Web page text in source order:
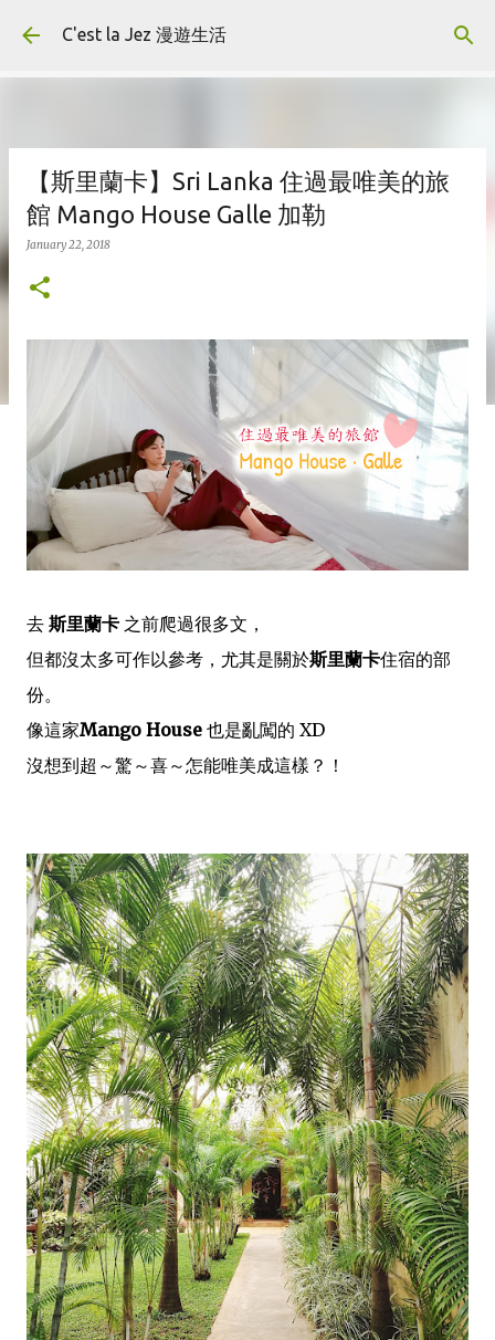
Skip to main content
C'est la Jez 漫遊生活
【斯里蘭卡】Sri Lanka 住過最唯美的旅
館 Mango House Galle 加勒
January 22, 2018
去 斯里蘭卡 之前爬過很多文，
但都沒太多可作以參考，尤其是關於斯里蘭卡住宿的部
份。
像這家Mango House 也是亂闖的 XD
沒想到超～驚～喜～怎能唯美成這樣？！